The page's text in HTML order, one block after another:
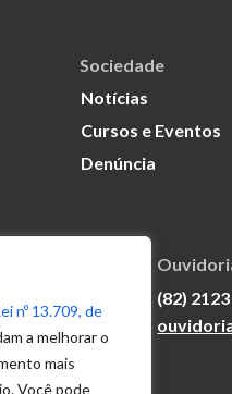
nº 13.709, de
a melhorar o
mais
Você pode
Sociedade
Notícias
Cursos e Eventos
Denúncia
(82)